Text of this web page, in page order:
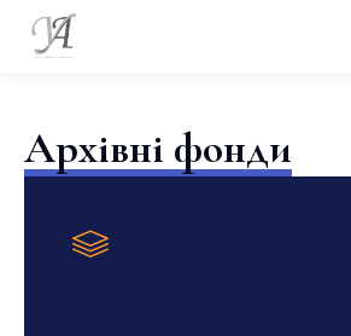
Архівні фонди